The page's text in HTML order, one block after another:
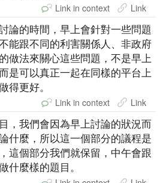
Link in context Link
論的時間，早上會針對一些問題
能跟不同的利害關係人、非政府
做法來關心這些問題，不是早上
是可以真正一起在同樣的平台上
得更好。
Link in context Link
，我們會因為早上討論的狀況而
什麼，所以這一個部分的議程是
這個部分我們就保留，中午會跟
什麼樣的題目。